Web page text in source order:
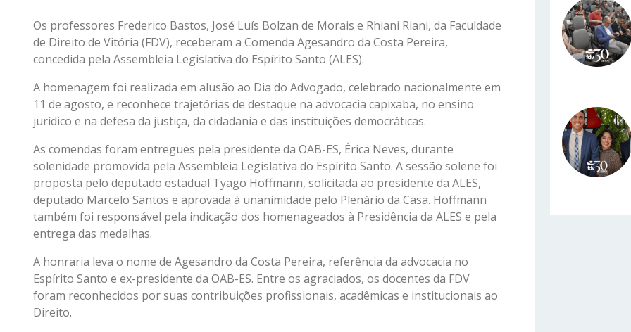
Os professores Frederico Bastos, José Luís Bolzan de Morais e Rhiani Riani, da Faculdade
de Direito de Vitória (FDV), receberam a Comenda Agesandro da Costa Pereira,
concedida pela Assembleia Legislativa do Espírito Santo (ALES).
A homenagem foi realizada em alusão ao Dia do Advogado, celebrado nacionalmente em
11 de agosto, e reconhece trajetórias de destaque na advocacia capixaba, no ensino
jurídico e na defesa da justiça, da cidadania e das instituições democráticas.
As comendas foram entregues pela presidente da OAB-ES, Érica Neves, durante
solenidade promovida pela Assembleia Legislativa do Espírito Santo. A sessão solene foi
proposta pelo deputado estadual Tyago Hoffmann, solicitada ao presidente da ALES,
deputado Marcelo Santos e aprovada à unanimidade pelo Plenário da Casa. Hoffmann
também foi responsável pela indicação dos homenageados à Presidência da ALES e pela
entrega das medalhas.
A honraria leva o nome de Agesandro da Costa Pereira, referência da advocacia no
Espírito Santo e ex-presidente da OAB-ES. Entre os agraciados, os docentes da FDV
foram reconhecidos por suas contribuições profissionais, acadêmicas e institucionais ao
Direito.